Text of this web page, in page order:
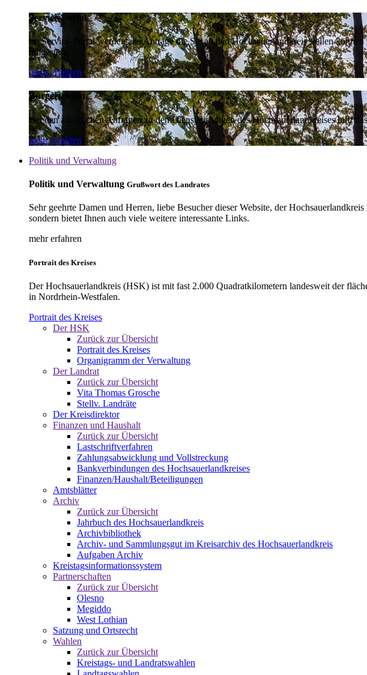
Service-Portal
Im Service-Portal werden alle Anträge die Sie an den Hochsauerlandkreis stellen
umgestellt.
mehr erfahren
Bürgertelefon
Bei den alltäglichen Anfragen zu den Dienstleistungen des Hochsauerlandkreises hilft
mehr erfahren
Politik und Verwaltung
Politik und Verwaltung Grußwort des Landrates
Sehr geehrte Damen und Herren, liebe Besucher dieser Website, der
sondern bietet Ihnen auch viele weitere interessante Links.
mehr erfahren
Portrait des Kreises
Der Hochsauerlandkreis (HSK) ist mit fast 2.000 Quadratkilometern landesweit der
in Nordrhein-Westfalen.
Portrait des Kreises
Der HSK
Zurück zur Übersicht
Portrait des Kreises
Organigramm der Verwaltung
Der Landrat
Zurück zur Übersicht
Vita Thomas Grosche
Stellv. Landräte
Der Kreisdirektor
Finanzen und Haushalt
Zurück zur Übersicht
Lastschriftverfahren
Zahlungsabwicklung und Vollstreckung
Bankverbindungen des Hochsauerlandkreises
Finanzen/Haushalt/Beteiligungen
Amtsblätter
Archiv
Zurück zur Übersicht
Jahrbuch des Hochsauerlandkreis
Archivbibliothek
Archiv- und Sammlungsgut im Kreisarchiv des Hochsauerlandkreis
Aufgaben Archiv
Kreistagsinformationssystem
Partnerschaften
Zurück zur Übersicht
Olesno
Megiddo
West Lothian
Satzung und Ortsrecht
Wahlen
Zurück zur Übersicht
Kreistags- und Landratswahlen